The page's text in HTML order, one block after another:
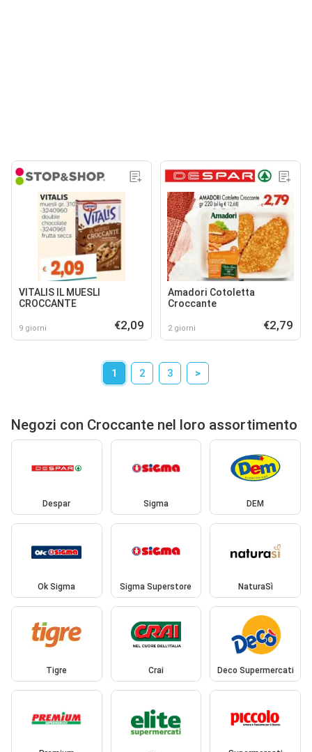
VITALIS IL MUESLI
CROCCANTE
9 giorni €2,09
Amadori Cotoletta
Croccante
2 giorni €2,79
1 2 3 >
Negozi con Croccante nel loro assortimento
Despar Sigma DEM
Ok Sigma Sigma Superstore NaturaSì
Tigre Crai Deco Supermercati